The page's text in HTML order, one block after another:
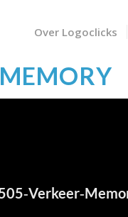
Over Logoclicks
MEMORY